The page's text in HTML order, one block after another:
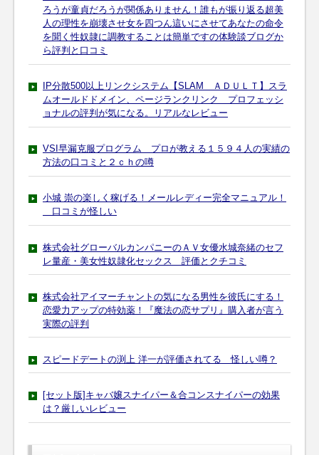
ろうが童貞だろうが関係ありません！誰もが振り返る超美
人の理性を崩壊させ女を四つん這いにさせてあなたの命令
を聞く性奴隷に調教することは簡単ですの体験談ブログか
ら評判と口コミ
IP分散500以上リンクシステム【SLAM ＡＤＵＬＴ】スラ
ムオールドドメイン、ページランクリンク プロフェッシ
ョナルの評判が気になる。リアルなレビュー
VSI早漏克服プログラム プロが教える１５９４人の実績の
方法の口コミと２ｃｈの噂
小城 崇の楽しく稼げる！メールレディー完全マニュアル！
口コミが怪しい
株式会社グローバルカンパニーのＡＶ女優水城奈緒のセフ
レ量産・美女性奴隷化セックス 評価とクチコミ
株式会社アイマーチャントの気になる男性を彼氏にする！
恋愛力アップの特効薬！『魔法の恋サプリ』購入者が言う
実際の評判
スピードデートの渕上 洋一が評価されてる 怪しい噂？
[セット版]キャバ嬢スナイパー＆合コンスナイパーの効果
は？厳しいレビュー